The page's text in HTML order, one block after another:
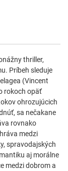
thriller,
Príbeh sleduje
(Vincent
rokoch opäť
ohrozujúcich
sa nečakane
rovnako
medzi
spravodajských
aj morálne
medzi dobrom a